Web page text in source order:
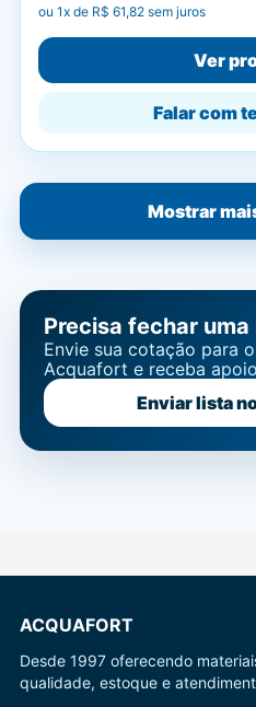
ou 1x de R$ 61,82 sem juros
Ver
Falar com
Mostrar
Precisa fechar
Envie sua cotação para
Acquafort e receba
Enviar lista
ACQUAFORT
Desde 1997 oferecendo
qualidade, estoque e